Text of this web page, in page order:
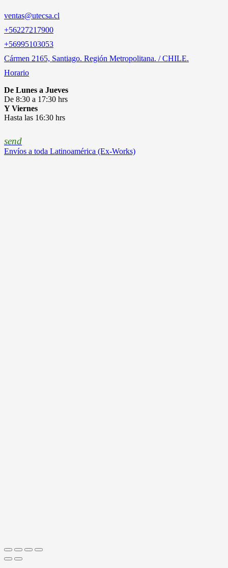
ventas@utecsa.cl
+56227217900
‎+56995103053
Cármen 2165, Santiago. Región Metropolitana. / CHILE.
Horario
De Lunes a Jueves
De 8:30 a 17:30 hrs
Y Viernes
Hasta las 16:30 hrs
send
Envíos a toda Latinoamérica (Ex-Works)